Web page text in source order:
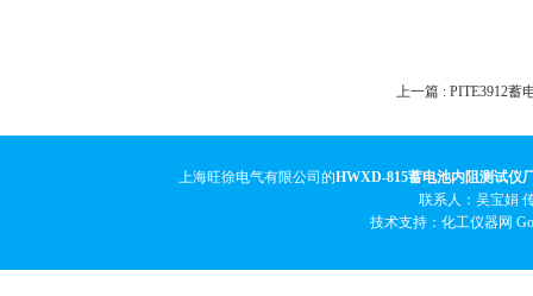
上一篇 : PITE3912蓄
上海旺徐电气有限公司的HWXD-815蓄电池内阻测试仪
联系人：吴宝娟
技术支持：化工仪器网